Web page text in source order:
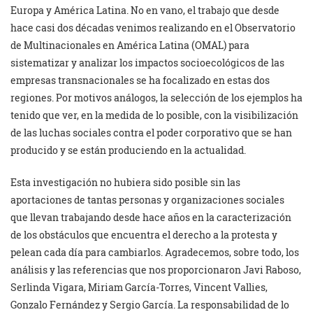
Europa y América Latina. No en vano, el trabajo que desde
hace casi dos décadas venimos realizando en el Observatorio
de Multinacionales en América Latina (OMAL) para
sistematizar y analizar los impactos socioecológicos de las
empresas transnacionales se ha focalizado en estas dos
regiones. Por motivos análogos, la selección de los ejemplos ha
tenido que ver, en la medida de lo posible, con la visibilización
de las luchas sociales contra el poder corporativo que se han
producido y se están produciendo en la actualidad.
Esta investigación no hubiera sido posible sin las
aportaciones de tantas personas y organizaciones sociales
que llevan trabajando desde hace años en la caracterización
de los obstáculos que encuentra el derecho a la protesta y
pelean cada día para cambiarlos. Agradecemos, sobre todo, los
análisis y las referencias que nos proporcionaron Javi Raboso,
Serlinda Vigara, Miriam García-Torres, Vincent Vallies,
Gonzalo Fernández y Sergio García. La responsabilidad de lo